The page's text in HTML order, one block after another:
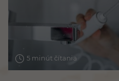
5 minút čítania